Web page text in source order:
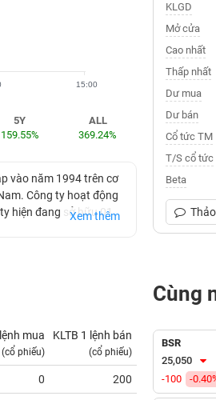
15:00
5Y
159.55%
ALL
369.24%
vào năm 1994 trên cơ
Công ty hoạt động
hiện đang sở hữu 01
Xem thêm
KLGD
Mở cửa
Cao nhất
Thấp nhất
Dư mua
Dư bán
Cổ tức TM
T/S cổ tức
Beta
mua
(cổ phiếu)
KLTB 1 lệnh bán
(cổ phiếu)
0 200 0.00
Cùng
BSR
25,050
-100
-